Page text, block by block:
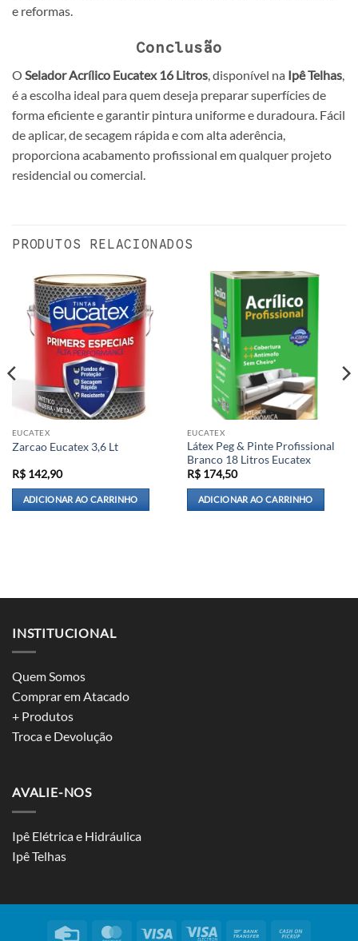
e reformas.
Conclusão
O Selador Acrílico Eucatex 16 Litros , disponível na Ipê Telhas
é a escolha ideal para quem deseja preparar superfícies de
forma eficiente e garantir pintura uniforme e duradoura. Fácil
de aplicar, de secagem rápida e com alta aderência,
proporciona acabamento profissional em qualquer projeto
residencial ou comercial.
PRODUTOS RELACIONADOS
EUCATEX
Zarcao Eucatex 3,6 Lt
R$142,90
ADICIONAR AO CARRINHO
EUCATEX
Látex Peg & Pinte Profissional
Branco 18 Litros Eucatex
R$174,50
ADICIONAR AO CARRINHO
INSTITUCIONAL
Quem Somos
Comprar em Atacado
+ Produtos
Troca e Devolução
AVALIE-NOS
Ipê Elétrica e Hidráulica
Ipê Telhas
Credit MasterCardVisa Visa Bank